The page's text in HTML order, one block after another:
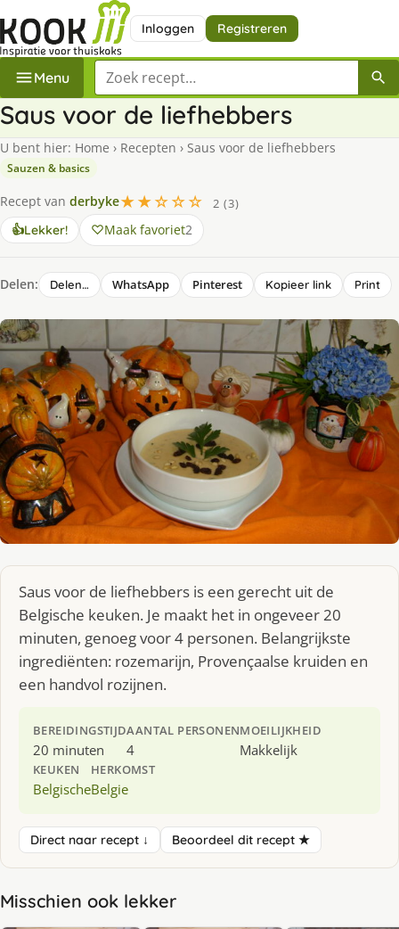
Inloggen Registreren
Menu Zoek een recept
Saus voor de liefhebbers
U bent hier: Home › Recepten › Saus voor de liefhebbers
Sauzen & basics
Recept van derbyke★★☆☆☆
2 (3)
👍Lekker! Maak favoriet2
Delen: Delen… WhatsApp Pinterest Kopieer link Print
Saus voor de liefhebbers is een gerecht uit de
Belgische keuken. Je maakt het in ongeveer 20
minuten, genoeg voor 4 personen. Belangrijkste
ingrediënten: rozemarijn, Provençaalse kruiden en
een handvol rozijnen.
BEREIDINGSTIJD
20 minuten
AANTAL PERSONEN
4
MOEILIJKHEID
Makkelijk
KEUKEN
Belgische
HERKOMST
Belgie
Direct naar recept ↓ Beoordeel dit recept ★
Misschien ook lekker